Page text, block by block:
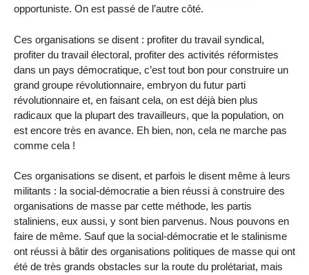
opportuniste. On est passé de l’autre côté.
Ces organisations se disent : profiter du travail syndical,
profiter du travail électoral, profiter des activités réformistes
dans un pays démocratique, c’est tout bon pour construire un
grand groupe révolutionnaire, embryon du futur parti
révolutionnaire et, en faisant cela, on est déjà bien plus
radicaux que la plupart des travailleurs, que la population, on
est encore très en avance. Eh bien, non, cela ne marche pas
comme cela !
Ces organisations se disent, et parfois le disent même à leurs
militants : la social-démocratie a bien réussi à construire des
organisations de masse par cette méthode, les partis
staliniens, eux aussi, y sont bien parvenus. Nous pouvons en
faire de même. Sauf que la social-démocratie et le stalinisme
ont réussi à bâtir des organisations politiques de masse qui ont
été de très grands obstacles sur la route du prolétariat, mais